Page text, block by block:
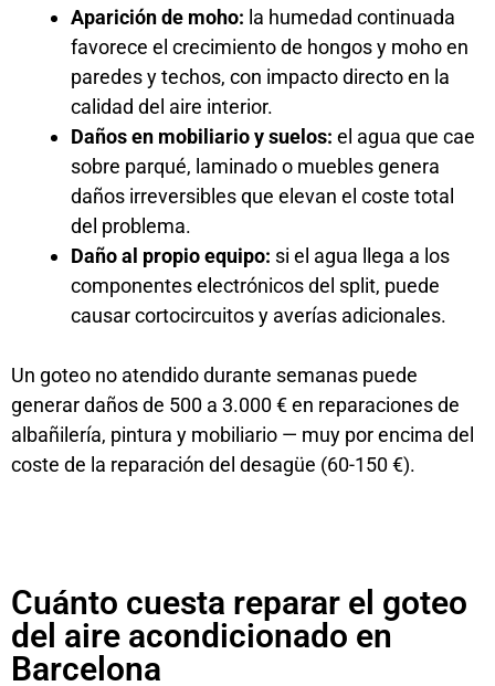
Aparición de moho: la humedad continuada
favorece el crecimiento de hongos y moho en
paredes y techos, con impacto directo en la
calidad del aire interior.
Daños en mobiliario y suelos: el agua que cae
sobre parqué, laminado o muebles genera
daños irreversibles que elevan el coste total
del problema.
Daño al propio equipo: si el agua llega a los
componentes electrónicos del split, puede
causar cortocircuitos y averías adicionales.
Un goteo no atendido durante semanas puede
generar daños de 500 a 3.000 € en reparaciones de
albañilería, pintura y mobiliario — muy por encima del
coste de la reparación del desagüe (60-150 €).
Cuánto cuesta reparar el goteo
del aire acondicionado en
Barcelona